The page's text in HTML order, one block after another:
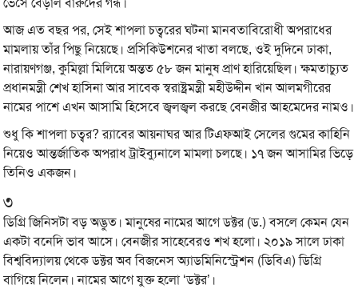
আজ এত বছর পর, সেই শাপলা চত্বরের ঘটনা মানবতাবিরোধী অপরাধের
মামলায় তাঁর পিছু নিয়েছে। প্রসিকিউশনের খাতা বলছে, ওই দুদিনে ঢাকা,
নারায়ণগঞ্জ, কুমিল্লা মিলিয়ে অন্তত ৫৮ জন মানুষ প্রাণ হারিয়েছিল। ক্ষমতাচ্যুত
প্রধানমন্ত্রী শেখ হাসিনা আর সাবেক স্বরাষ্ট্রমন্ত্রী মহীউদ্দীন খান আলমগীরের
নামের পাশে এখন আসামি হিসেবে জ্বলজ্বল করছে বেনজীর আহমেদের নামও।
শুধু কি শাপলা চত্বর? র‍্যাবের আয়নাঘর আর টিএফআই সেলের গুমের কাহিনি
নিয়েও আন্তর্জাতিক অপরাধ ট্রাইব্যুনালে মামলা চলছে। ১৭ জন আসামির ভিড়ে
তিনিও একজন।
৩
ডিগ্রি জিনিসটা বড় অদ্ভুত। মানুষের নামের আগে ডক্টর (ড.) বসলে কেমন যেন
একটা বনেদি ভাব আসে। বেনজীর সাহেবেরও শখ হলো। ২০১৯ সালে ঢাকা
বিশ্ববিদ্যালয় থেকে ডক্টর অব বিজনেস অ্যাডমিনিস্ট্রেশন (ডিবিএ) ডিগ্রি
বাগিয়ে নিলেন। নামের আগে যুক্ত হলো ‘ডক্টর’।